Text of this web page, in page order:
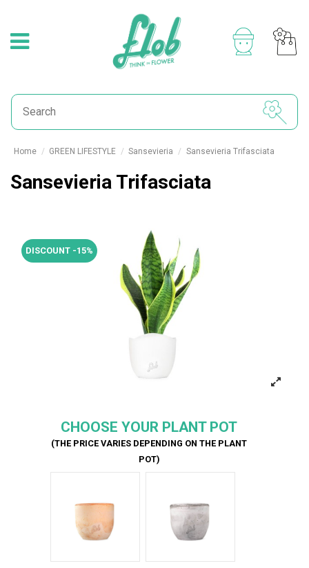
Home GREEN LIFESTYLE Sansevieria Sansevieria Trifasciata
Sansevieria Trifasciata
DISCOUNT -15%
CHOOSE YOUR PLANT POT
(THE PRICE VARIES DEPENDING ON THE PLANT
POT)